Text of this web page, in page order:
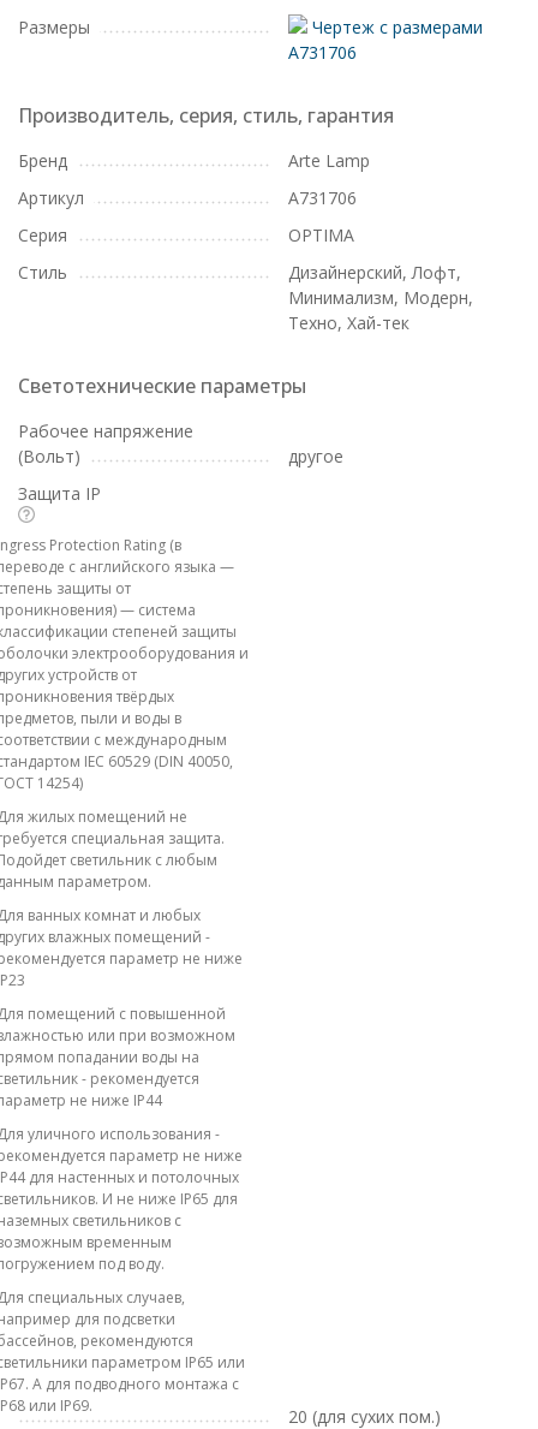
Размеры
Чертеж с размерами
A731706
Производитель, серия, стиль, гарантия
Бренд
Arte Lamp
Артикул
A731706
Серия
OPTIMA
Стиль
Дизайнерский, Лофт,
Минимализм, Модерн,
Техно, Хай-тек
Светотехнические параметры
Рабочее напряжение
(Вольт)
другое
Защита IP
Protection Rating (в
с английского языка —
защиты от
— система
степеней защиты
электрооборудования и
устройств от
твёрдых
пыли и воды в
с международным
IEC 60529 (DIN 40050,
14254)
жилых помещений не
специальная защита.
светильник с любым
параметром.
ванных комнат и любых
влажных помещений -
параметр не ниже
помещений с повышенной
или при возможном
попадании воды на
- рекомендуется
не ниже IP44
уличного использования -
параметр не ниже
для настенных и потолочных
И не ниже IP65 для
светильников с
временным
под воду.
специальных случаев,
для подсветки
рекомендуются
параметром IP65 или
А для подводного монтажа с
или IP69.
20 (для сухих пом.)